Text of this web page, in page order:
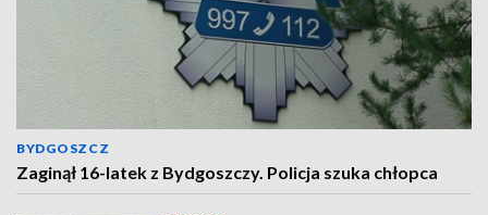
BYDGOSZCZ
Zaginął 16-latek z Bydgoszczy. Policja szuka chłopca